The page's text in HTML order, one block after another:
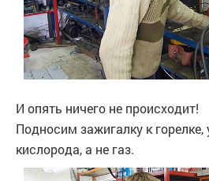
И опять ничего не происходит!
Подносим зажигалку к
кислорода, а не газ.